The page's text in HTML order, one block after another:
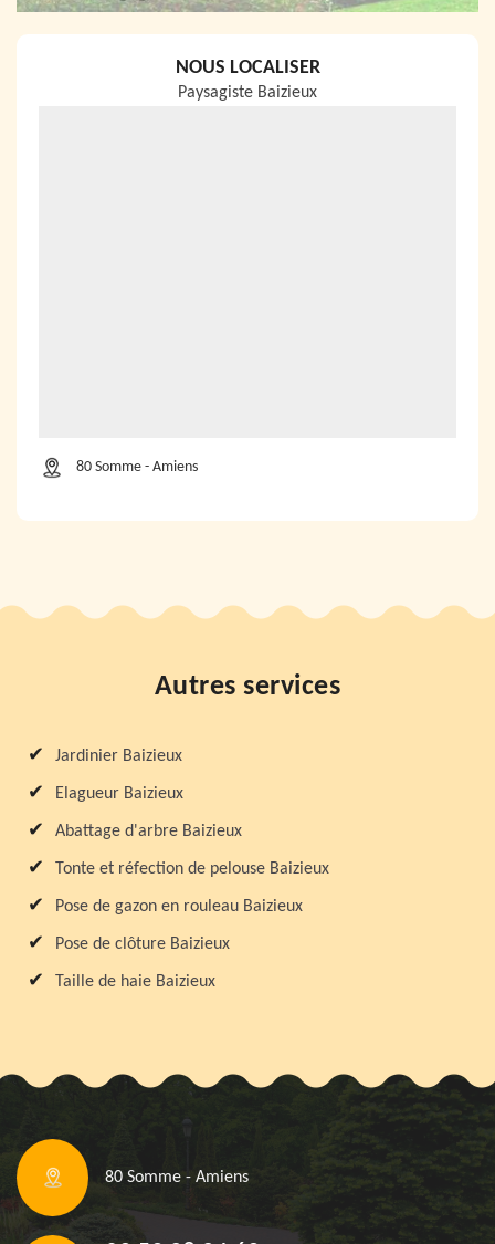
NOUS LOCALISER
Paysagiste Baizieux
80 Somme - Amiens
Autres services
Jardinier Baizieux
Elagueur Baizieux
Abattage d'arbre Baizieux
Tonte et réfection de pelouse Baizieux
Pose de gazon en rouleau Baizieux
Pose de clôture Baizieux
Taille de haie Baizieux
80 Somme - Amiens